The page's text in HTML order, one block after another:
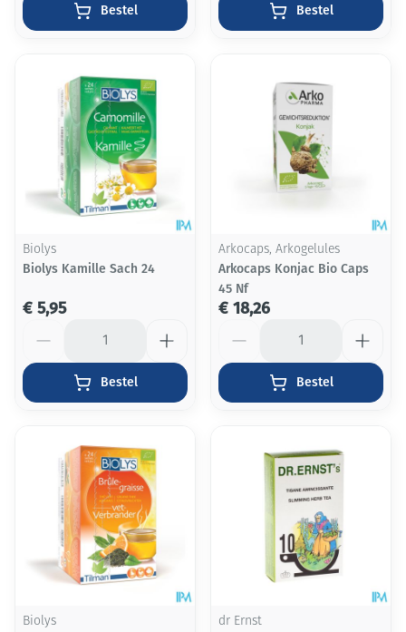
Bestel Bestel
Biolys
Biolys Kamille Sach 24
€ 5,95
Bestel
Arkocaps, Arkogelules
Arkocaps Konjac Bio Caps
45 Nf
€ 18,26
Bestel
Biolys dr Ernst